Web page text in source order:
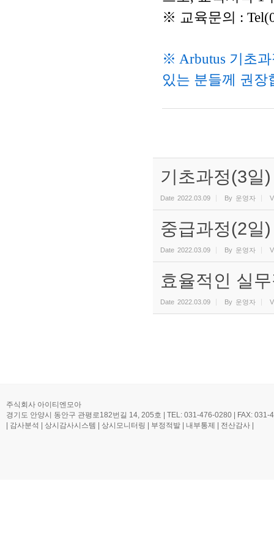
※ 교육문의 :
※ Arbutus 기초
있는 분들께 권장
기초과정(3일)
Date 2022.03.09 By 운영자
중급과정(2일)
Date 2022.03.09 By 운영자
효율적인 실
Date 2022.03.09 By 운영자
주식회사 아이티엔모아
경기도 안양시 동안구 관평로182번길 14, 205호 | TEL: 031-476-0280 | FAX:
| 감사분석 | 상시감사시스템 | 상시모니터링 | 부정적발 | 내부통제 | 전산감사 |